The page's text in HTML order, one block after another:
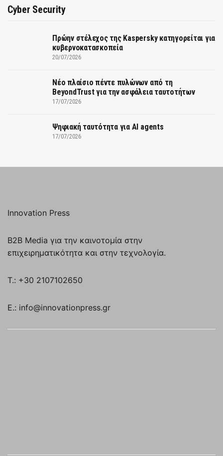
Cyber Security
Πρώην στέλεχος της Kaspersky κατηγορείται για
κυβερνοκατασκοπεία
20/07/2026
Νέο πλαίσιο πέντε πυλώνων από τη
BeyondTrust για την ασφάλεια ταυτοτήτων
17/07/2026
Ψηφιακή ταυτότητα για AI agents
17/07/2026
Innovation Press
B2B Media για την καινοτομία στην
επιχειρηματικότητα και στην τεχνολογία.
T.: +30 2107102650
E.: info@innovationpress.gr